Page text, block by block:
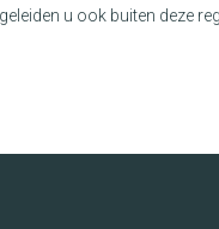
u ook buiten deze